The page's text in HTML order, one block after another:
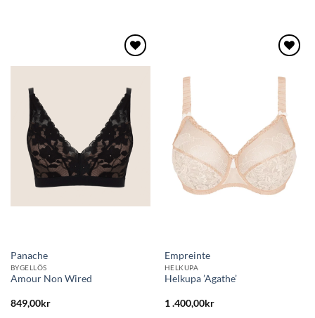
till i
önskelistan
Panache
BYGELLÖS
Amour Non Wired
849,00kr
Lägg
till i
önskelistan
Empreinte
HELKUPA
Helkupa ’Agathe’
1 .400,00kr